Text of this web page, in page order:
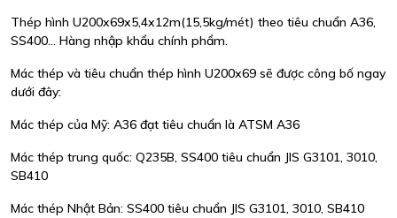
Thép hình U200x69x5,4x12m(15,5kg/mét) theo tiêu chuẩn A36,
SS400... Hàng nhập khẩu chính phẩm.
Mác thép và tiêu chuẩn thép hình U200x69 sẽ được công bố ngay
dưới đây:
Mác thép của Mỹ: A36 đạt tiêu chuẩn là ATSM A36
Mác thép trung quốc: Q235B, SS400 tiêu chuẩn JIS G3101, 3010,
SB410
Mác thép Nhật Bản: SS400 tiêu chuẩn JIS G3101, 3010, SB410